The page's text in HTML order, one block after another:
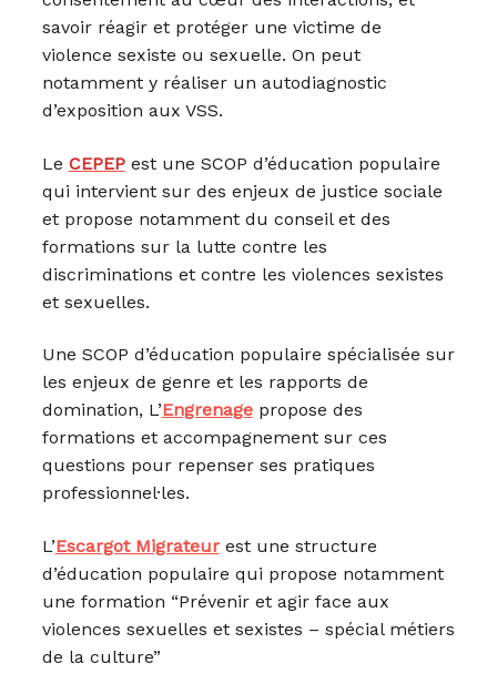
savoir réagir et protéger une victime de
violence sexiste ou sexuelle. On peut
notamment y réaliser un autodiagnostic
d’exposition aux VSS.
Le CEPEPest une SCOP d’éducation populaire
qui intervient sur des enjeux de justice sociale
et propose notamment du conseil et des
formations sur la lutte contre les
discriminations et contre les violences sexistes
et sexuelles.
Une SCOP d’éducation populaire spécialisée sur
les enjeux de genre et les rapports de
domination, L’Engrenagepropose des
formations et accompagnement sur ces
questions pour repenser ses pratiques
professionnel·les.
L’Escargot Migrateurest une structure
d’éducation populaire qui propose notamment
une formation “Prévenir et agir face aux
violences sexuelles et sexistes – spécial métiers
de la culture”